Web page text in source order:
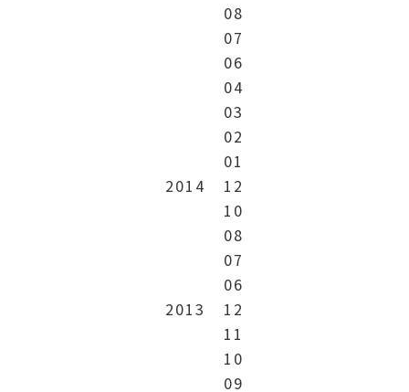
08
07
06
04
03
02
01
2014
12
10
08
07
06
2013
12
11
10
09